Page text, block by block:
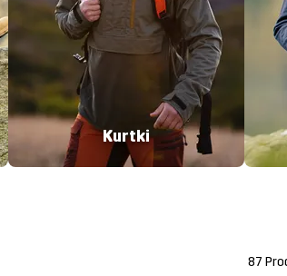
Kurtki
87